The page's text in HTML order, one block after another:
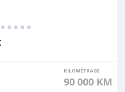
KILOMÉTRAGE
90 000 KM